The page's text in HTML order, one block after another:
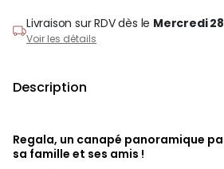
Livraison sur RDVdès le Mercredi
Voir les détails
Description
Regala, un canapé panoramique
sa famille et ses amis !